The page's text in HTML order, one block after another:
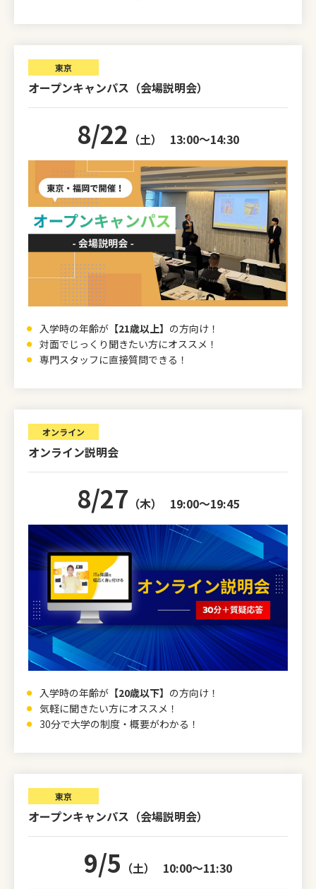
東京
オープンキャンパス（会場説明会）
8/22 （土） 13:00～14:30
入学時の年齢が 【21歳以上】 の方向け！
対面でじっくり聞きたい方にオススメ！
専門スタッフに直接質問できる！
オンライン
オンライン説明会
8/27 （木） 19:00～19:45
入学時の年齢が 【20歳以下】 の方向け！
気軽に聞きたい方にオススメ！
30分で大学の制度・概要がわかる！
東京
オープンキャンパス（会場説明会）
9/5 （土） 10:00～11:30